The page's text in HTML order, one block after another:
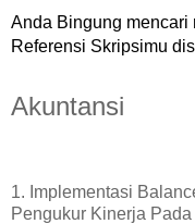
Anda Bingung mencari
Referensi Skripsimu
Akuntansi
1. Implementasi
Pengukur Kinerja